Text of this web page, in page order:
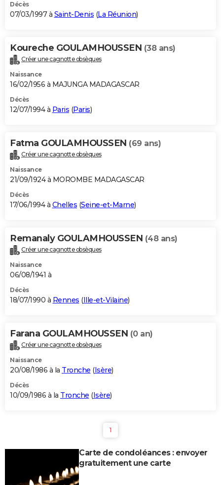
Décès
07/03/1997 à Saint-Denis (La Réunion)
Koureche GOULAMHOUSSEN (38 ans)
Créer une cagnotte obsèques
Naissance
16/02/1956 à MAJUNGA MADAGASCAR
Décès
12/07/1994 à Paris (Paris)
Fatma GOULAMHOUSSEN (69 ans)
Créer une cagnotte obsèques
Naissance
21/09/1924 à MOROMBE MADAGASCAR
Décès
17/06/1994 à Chelles (Seine-et-Marne)
Remanaly GOULAMHOUSSEN (48 ans)
Créer une cagnotte obsèques
Naissance
06/08/1941 à
Décès
18/07/1990 à Rennes (Ille-et-Vilaine)
Farana GOULAMHOUSSEN (0 an)
Créer une cagnotte obsèques
Naissance
20/08/1986 à la Tronche (Isère)
Décès
10/09/1986 à la Tronche (Isère)
1
Carte de condoléances : envoyer
gratuitement une carte